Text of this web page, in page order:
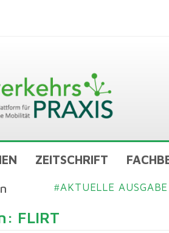
ZEITSCHRIFT
#AKTUELLE AUSGABE
FLIRT